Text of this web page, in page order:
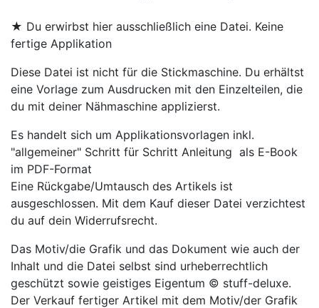
★ Du erwirbst hier ausschließlich eine Datei. Keine
fertige Applikation
Diese Datei ist nicht für die Stickmaschine. Du erhältst
eine Vorlage zum Ausdrucken mit den Einzelteilen, die
du mit deiner Nähmaschine applizierst.
Es handelt sich um Applikationsvorlagen inkl.
"allgemeiner" Schritt für Schritt Anleitung als E-Book
im PDF-Format
Eine Rückgabe/Umtausch des Artikels ist
ausgeschlossen. Mit dem Kauf dieser Datei verzichtest
du auf dein Widerrufsrecht.
Das Motiv/die Grafik und das Dokument wie auch der
Inhalt und die Datei selbst sind urheberrechtlich
geschützt sowie geistiges Eigentum © stuff-deluxe.
Der Verkauf fertiger Artikel mit dem Motiv/der Grafik